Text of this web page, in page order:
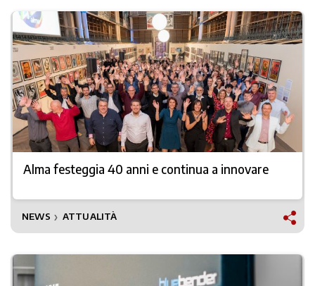
Alma festeggia 40 anni e continua a innovare
NEWS ❯ ATTUALITÀ